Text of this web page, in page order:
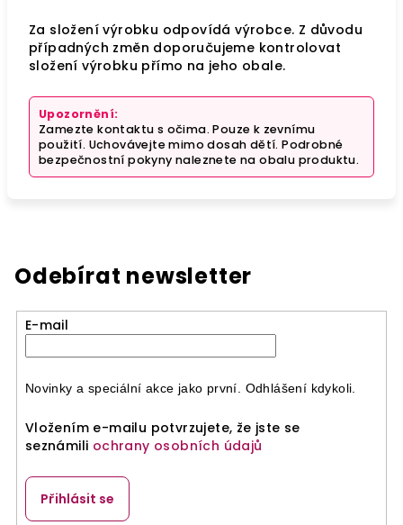
Za složení výrobku odpovídá výrobce. Z důvodu
případných změn doporučujeme kontrolovat
složení výrobku přímo na jeho obale.
Upozornění:
Zamezte kontaktu s očima. Pouze k zevnímu
použití. Uchovávejte mimo dosah dětí. Podrobné
bezpečnostní pokyny naleznete na obalu produktu.
Odebírat newsletter
E-mail
Novinky a speciální akce jako první. Odhlášení kdykoli.
Vložením e-mailu potvrzujete, že jste se
seznámili ochrany osobních údajů
Přihlásit se